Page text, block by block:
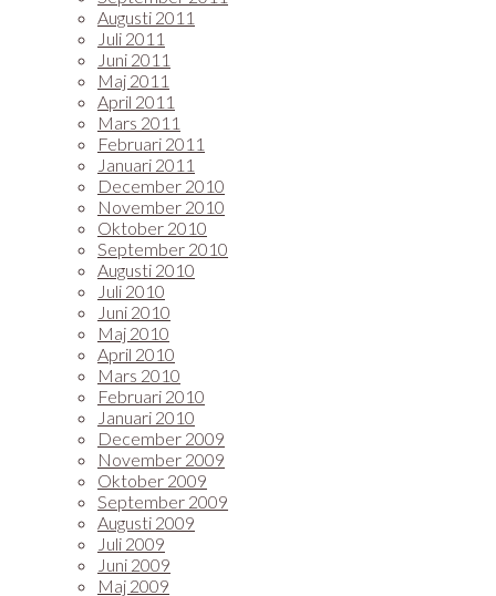
Augusti 2011
Juli 2011
Juni 2011
Maj 2011
April 2011
Mars 2011
Februari 2011
Januari 2011
December 2010
November 2010
Oktober 2010
September 2010
Augusti 2010
Juli 2010
Juni 2010
Maj 2010
April 2010
Mars 2010
Februari 2010
Januari 2010
December 2009
November 2009
Oktober 2009
September 2009
Augusti 2009
Juli 2009
Juni 2009
Maj 2009